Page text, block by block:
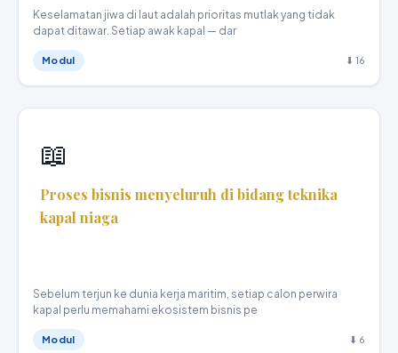
Keselamatan jiwa di laut adalah prioritas mutlak yang tidak
dapat ditawar. Setiap awak kapal — dar
Modul ⬇ 16
📖
Proses bisnis menyeluruh di bidang teknika
kapal niaga
Sebelum terjun ke dunia kerja maritim, setiap calon perwira
kapal perlu memahami ekosistem bisnis pe
Modul ⬇ 6